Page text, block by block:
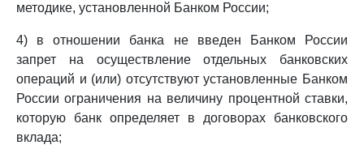
методике, установленной Банком России;
4) в отношении банка не введен Банком России
запрет на осуществление отдельных банковских
операций и (или) отсутствуют установленные Банком
России ограничения на величину процентной ставки,
которую банк определяет в договорах банковского
вклада;